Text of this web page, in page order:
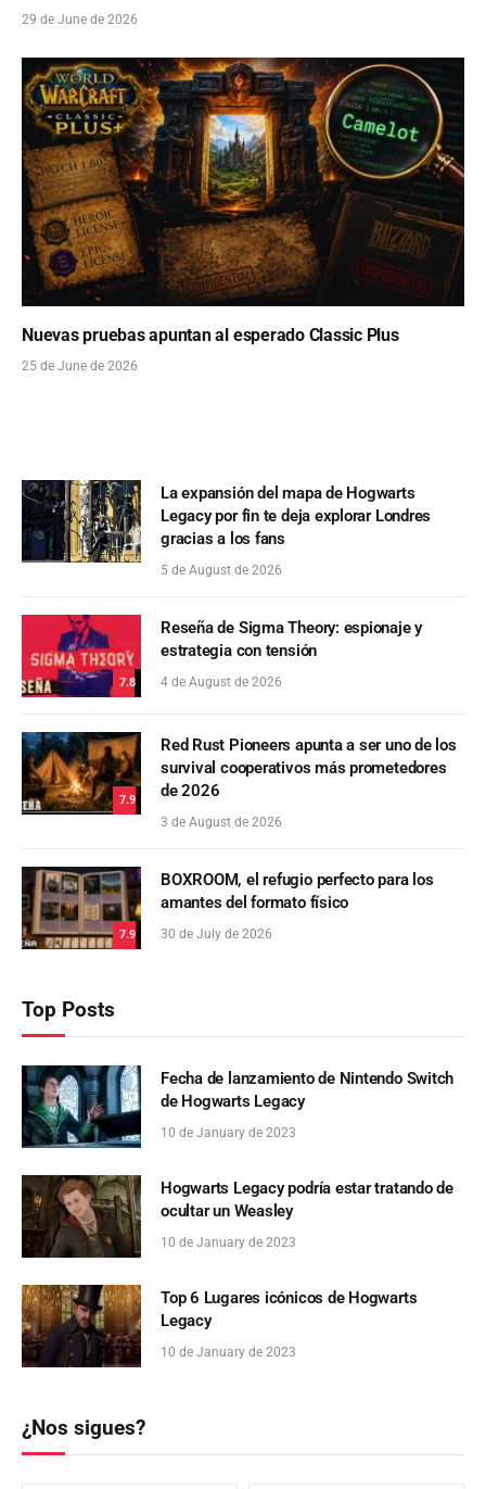
29 de June de 2026
Nuevas pruebas apuntan al esperado Classic Plus
25 de June de 2026
La expansión del mapa de Hogwarts
Legacy por fin te deja explorar Londres
gracias a los fans
5 de August de 2026
7.8
Reseña de Sigma Theory: espionaje y
estrategia con tensión
4 de August de 2026
7.9
Red Rust Pioneers apunta a ser uno de los
survival cooperativos más prometedores
de 2026
3 de August de 2026
7.9
BOXROOM, el refugio perfecto para los
amantes del formato físico
30 de July de 2026
Top Posts
Fecha de lanzamiento de Nintendo Switch
de Hogwarts Legacy
10 de January de 2023
Hogwarts Legacy podría estar tratando de
ocultar un Weasley
10 de January de 2023
Top 6 Lugares icónicos de Hogwarts
Legacy
10 de January de 2023
¿Nos sigues?